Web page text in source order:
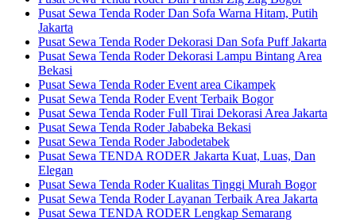
Pusat Sewa Tenda Roder Dan Sofa Warna Hitam, Putih
Jakarta
Pusat Sewa Tenda Roder Dekorasi Dan Sofa Puff Jakarta
Pusat Sewa Tenda Roder Dekorasi Lampu Bintang Area
Bekasi
Pusat Sewa Tenda Roder Event area Cikampek
Pusat Sewa Tenda Roder Event Terbaik Bogor
Pusat Sewa Tenda Roder Full Tirai Dekorasi Area Jakarta
Pusat Sewa Tenda Roder Jababeka Bekasi
Pusat Sewa Tenda Roder Jabodetabek
Pusat Sewa TENDA RODER Jakarta Kuat, Luas, Dan
Elegan
Pusat Sewa Tenda Roder Kualitas Tinggi Murah Bogor
Pusat Sewa Tenda Roder Layanan Terbaik Area Jakarta
Pusat Sewa TENDA RODER Lengkap Semarang